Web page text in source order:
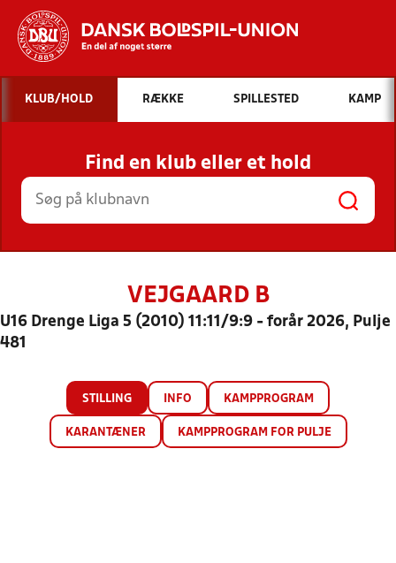
Hvad vil du søge efter?
INDHOLD OG NYHEDER
STILLINGER, RESULTATER, KLUBBER OG
HOLD
KLUB/HOLD RÆKKE SPILLESTED KAMP
Find en klub eller et hold
VEJGAARD B
U16 Drenge Liga 5 (2010) 11:11/9:9 - forår 2026, Pulje
481
STILLING INFO KAMPPROGRAM
KARANTÆNER KAMPPROGRAM FOR PULJE